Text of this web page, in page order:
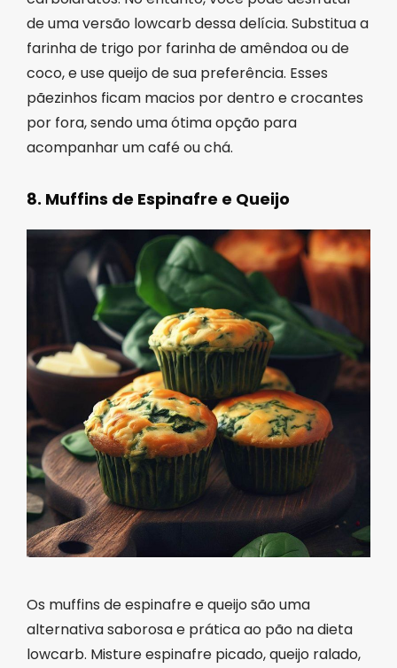
de uma versão lowcarb dessa delícia. Substitua a
farinha de trigo por farinha de amêndoa ou de
coco, e use queijo de sua preferência. Esses
pãezinhos ficam macios por dentro e crocantes
por fora, sendo uma ótima opção para
acompanhar um café ou chá.
8. Muffins de Espinafre e Queijo
Os muffins de espinafre e queijo são uma
alternativa saborosa e prática ao pão na dieta
lowcarb. Misture espinafre picado, queijo ralado,